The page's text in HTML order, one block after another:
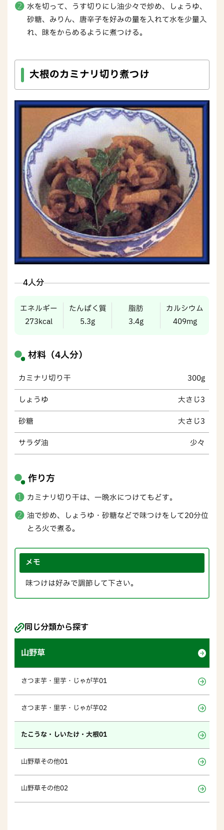
水を切って、うす切りにし油少々で炒め、しょうゆ、
砂糖、みりん、唐辛子を好みの量を入れて水を少量入
れ、昧をからめるように煮つける。
大根のカミナリ切り煮つけ
4人分
エネルギー
273kcal
たんぱく質
5.3g
脂肪
3.4g
カルシウム
409mg
材料（4人分）
カミナリ切り干 300g
しょうゆ 大さじ3
砂糖 大さじ3
サラダ油 少々
作り方
カミナリ切り干は、一晩水につけてもどす。
油で炒め、しょうゆ・砂糖などで味つけをして20分位
とろ火で煮る。
メモ
味つけは好みで調節して下さい。
同じ分類から探す
山野草
さつま芋・里芋・じゃが芋01
さつま芋・里芋・じゃが芋02
たこうな・しいたけ・大根01
山野草その他01
山野草その他02